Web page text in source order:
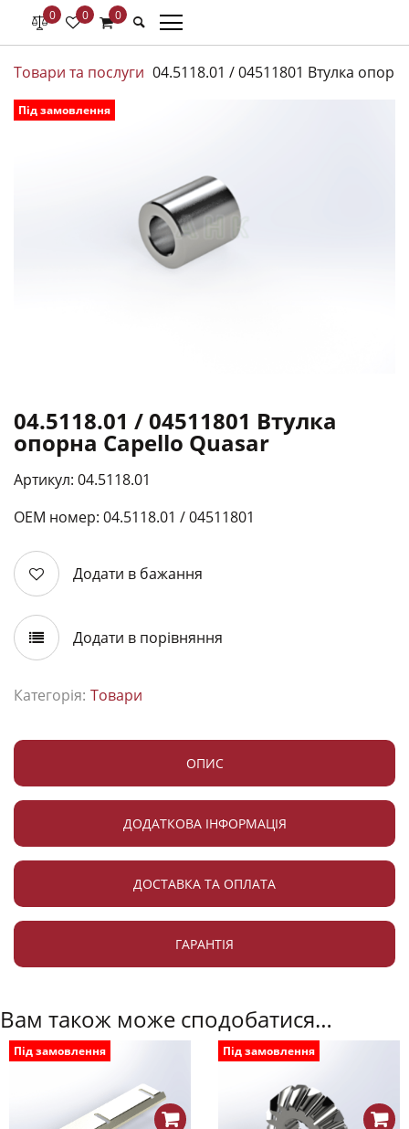
0 0 0
Товари та послуги 04.5118.01 / 04511801 Втулка
Під замовлення
04.5118.01 / 04511801 Втулка
опорна Capello Quasar
Артикул: 04.5118.01
ОЕМ номер: 04.5118.01 / 04511801
Додати в бажання
Додати в порівняння
Категорія: Товари
ОПИС
ДОДАТКОВА ІНФОРМАЦІЯ
ДОСТАВКА ТА ОПЛАТА
ГАРАНТІЯ
Вам також може сподобатися…
Під замовлення Під замовлення